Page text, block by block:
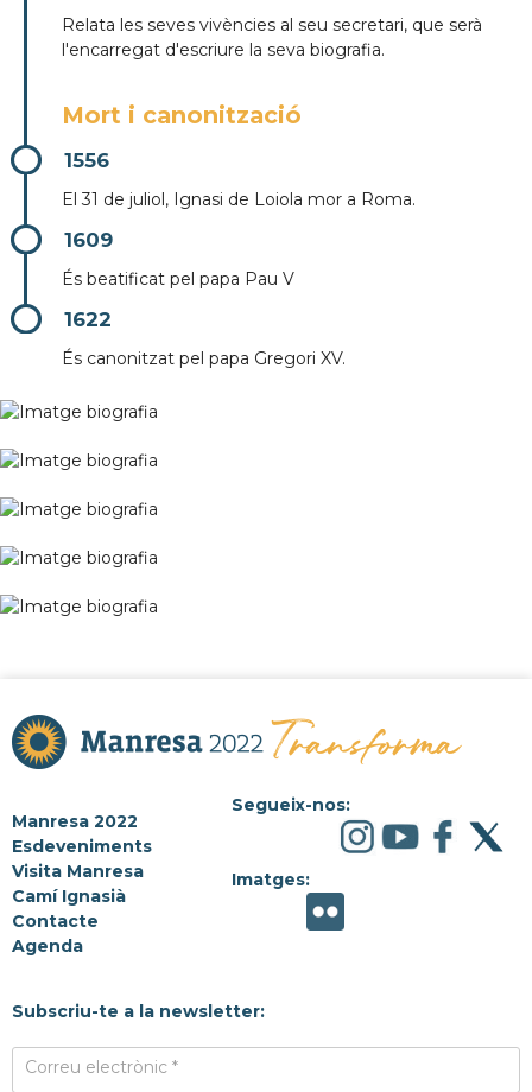
Relata les seves vivències al seu secretari, que serà
l'encarregat d'escriure la seva biografia.
Mort i canonització
1556
El 31 de juliol, Ignasi de Loiola mor a Roma.
1609
És beatificat pel papa Pau V
1622
És canonitzat pel papa Gregori XV.
Manresa 2022
Esdeveniments
Visita Manresa
Camí Ignasià
Contacte
Agenda
Segueix-nos:
Imatges:
Subscriu-te a la newsletter:
Correu electrònic *